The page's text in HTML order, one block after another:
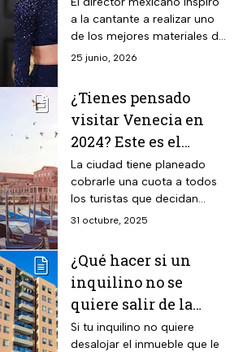
a la cantante a realizar uno
de los mejores materiales de
su carrera.
25 junio, 2026
¿Tienes pensado
visitar Venecia en
2024? Este es el
impuesto obligatorio
que pagarás a partir
de abril
La ciudad tiene planeado
cobrarle una cuota a todos
los turistas que decidan
visitar sus atracciones a
31 octubre, 2025
¿Qué hacer si un
inquilino no se
quiere salir de la
casa que le rento?
Si tu inquilino no quiere
desalojar el inmueble que le